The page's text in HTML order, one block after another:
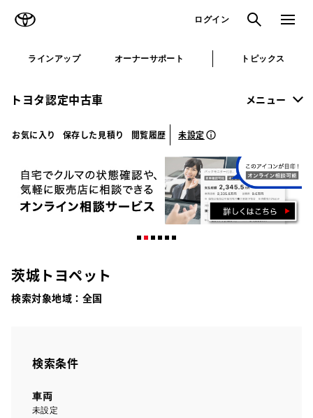
ログイン 検索 メニュ
ラインアップ オーナーサポート トピックス
トヨタ認定中古車 メニュー
お気に入り 保存した見積り 閲覧履歴 未設定
茨城トヨペット
検索対象地域： 全国
検索条件
車両
未設定